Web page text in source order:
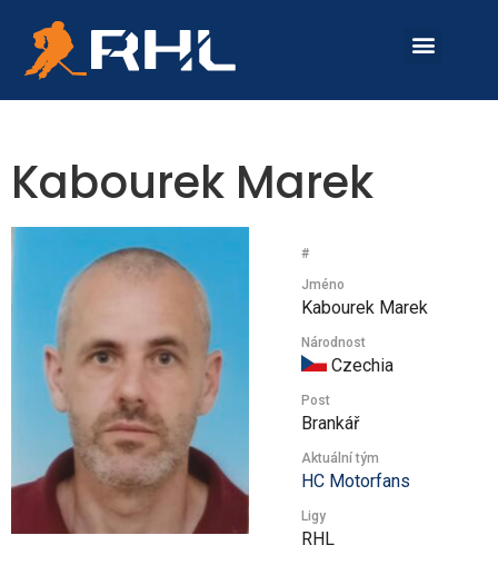
Kabourek Marek
#
Jméno
Kabourek Marek
Národnost
Czechia
Post
Brankář
Aktuální tým
HC Motorfans
Ligy
RHL